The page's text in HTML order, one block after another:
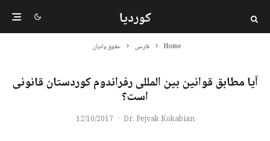
کوردیا
Home فارسی حقوق وادیان
آیا مطابق قوانین بین المللی رفراندوم کوردستان قانونی
است؟
Dr. Pejvak Kokabian
·
12/10/2017